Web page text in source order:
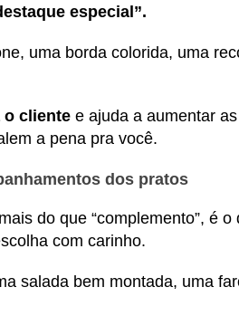
especial”.
uma borda colorida, uma
o cliente e ajuda a aumentar
a pena pra você.
dos pratos
do que “complemento”, é o
com carinho.
salada bem montada, uma